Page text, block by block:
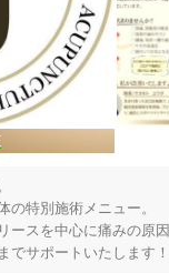
スの特徴
コロナ対応
トでの事前相談
少ない鍼シール
の特別施術メニュー。
ースを中心に痛みの原
でサポートいたします！